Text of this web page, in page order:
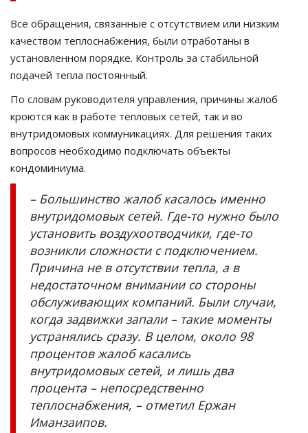
Все обращения, связанные с отсутствием или низким
качеством теплоснабжения, были отработаны в
установленном порядке. Контроль за стабильной
подачей тепла постоянный.
По словам руководителя управления, причины жалоб
кроются как в работе тепловых сетей, так и во
внутридомовых коммуникациях. Для решения таких
вопросов необходимо подключать объекты
кондоминиума.
– Большинство жалоб касалось именно
внутридомовых сетей. Где-то нужно было
установить воздухоотводчики, где-то
возникли сложности с подключением.
Причина не в отсутствии тепла, а в
недостаточном внимании со стороны
обслуживающих компаний. Были случаи,
когда задвижки запали – такие моменты
устранялись сразу. В целом, около 98
процентов жалоб касались
внутридомовых сетей, и лишь два
процента – непосредственно
теплоснабжения, – отметил Ержан
Иманзаипов.